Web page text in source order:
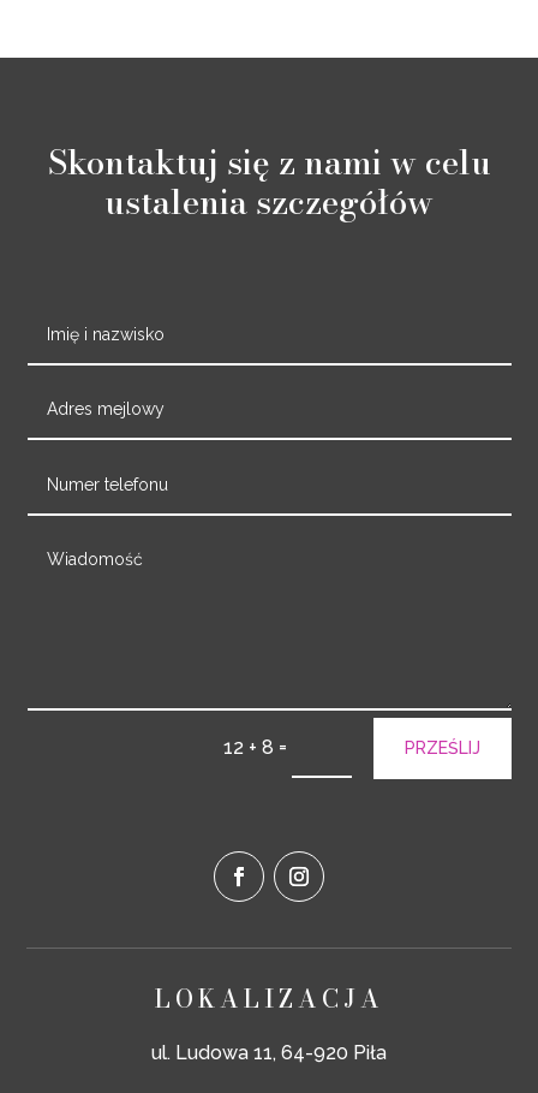
Skontaktuj się z nami w celu
ustalenia szczegółów
12 + 8 = PRZEŚLIJ
LOKALIZACJA
ul. Ludowa 11, 64-920 Piła